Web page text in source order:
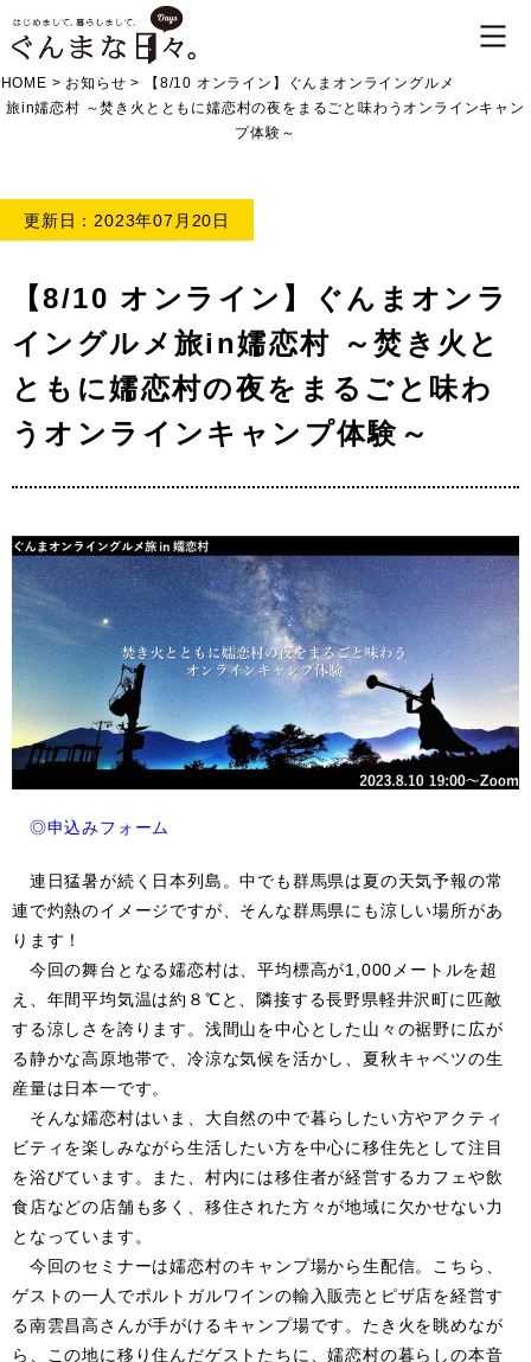
HOME > お知らせ >
【8/10 オンライン】ぐんまオンライングルメ
旅in嬬恋村 ～焚き火とともに嬬恋村の夜をまるごと味わうオンラインキャン
プ体験～
更新日：2023年07月20日
【8/10 オンライン】ぐんまオンラ
イングルメ旅in嬬恋村 ～焚き火と
ともに嬬恋村の夜をまるごと味わ
うオンラインキャンプ体験～
◎申込みフォーム
連日猛暑が続く日本列島。中でも群馬県は夏の天気予報の常
連で灼熱のイメージですが、そんな群馬県にも涼しい場所があ
ります！
今回の舞台となる嬬恋村は、平均標高が1,000メートルを超
え、年間平均気温は約８℃と、隣接する長野県軽井沢町に匹敵
する涼しさを誇ります。浅間山を中心とした山々の裾野に広が
る静かな高原地帯で、冷涼な気候を活かし、夏秋キャベツの生
産量は日本一です。
そんな嬬恋村はいま、大自然の中で暮らしたい方やアクティ
ビティを楽しみながら生活したい方を中心に移住先として注目
を浴びています。また、村内には移住者が経営するカフェや飲
食店などの店舗も多く、移住された方々が地域に欠かせない力
となっています。
今回のセミナーは嬬恋村のキャンプ場から生配信。こちら、
ゲストの一人でポルトガルワインの輸入販売とピザ店を経営す
る南雲昌高さんが手がけるキャンプ場です。たき火を眺めなが
ら、この地に移り住んだゲストたちに、嬬恋村の暮らしの本音